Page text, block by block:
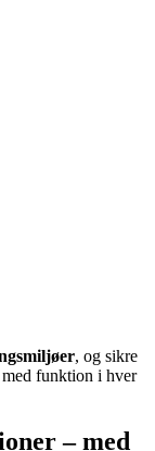
, og sikre
funktion i hver
– med